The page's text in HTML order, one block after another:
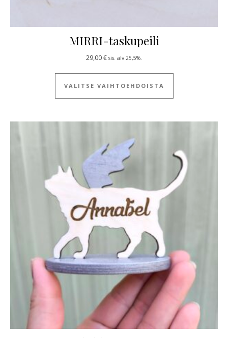
MIRRI-taskupeili
29,00€ sis. alv 25,5%.
VALITSE VAIHTOEHDOISTA
Tällä tuotteella